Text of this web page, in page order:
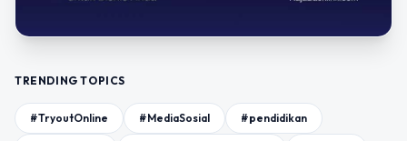
TRENDING TOPICS
#TryoutOnline #MediaSosial #pendidikan